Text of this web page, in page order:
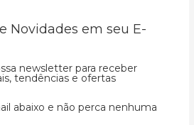
Novidades em seu E-
newsletter para receber
tendências e ofertas
abaixo e não perca nenhuma